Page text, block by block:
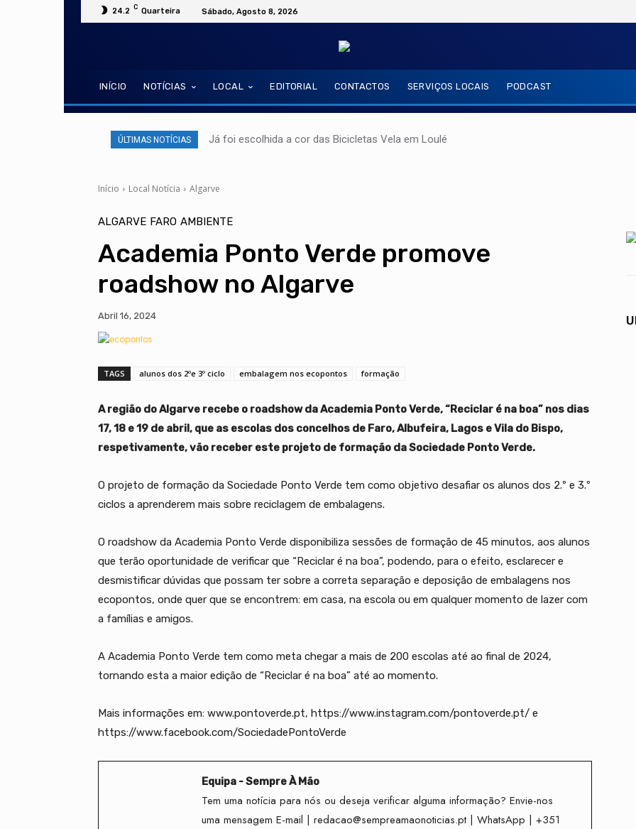
24.2 C Quarteira Sábado, Agosto 8, 2026
INÍCIO NOTÍCIAS LOCAL EDITORIAL CONTACTOS SERVIÇOS LOCAIS PODCAST
ÚLTIMAS NOTÍCIAS Já foi escolhida a cor das Bicicletas Vela em Loulé
Início Local Notícia Algarve
ALGARVE FARO AMBIENTE
Academia Ponto Verde promove
roadshow no Algarve
Abril 16, 2024
TAGS alunos dos 2ºe 3º ciclo embalagem nos ecopontos formação
A região do Algarve recebe o roadshow da Academia Ponto Verde, “Reciclar é na boa” nos dias
17, 18 e 19 de abril, que as escolas dos concelhos de Faro, Albufeira, Lagos e Vila do Bispo,
respetivamente, vão receber este projeto de formação da Sociedade Ponto Verde.
O projeto de formação da Sociedade Ponto Verde tem como objetivo desafiar os alunos dos 2.º e 3.º
ciclos a aprenderem mais sobre reciclagem de embalagens.
O roadshow da Academia Ponto Verde disponibiliza sessões de formação de 45 minutos, aos alunos
que terão oportunidade de verificar que “Reciclar é na boa”, podendo, para o efeito, esclarecer e
desmistificar dúvidas que possam ter sobre a correta separação e deposição de embalagens nos
ecopontos, onde quer que se encontrem: em casa, na escola ou em qualquer momento de lazer com
a famílias e amigos.
A Academia Ponto Verde tem como meta chegar a mais de 200 escolas até ao final de 2024,
tornando esta a maior edição de “Reciclar é na boa” até ao momento.
Mais informações em: www.pontoverde.pt, https://www.instagram.com/pontoverde.pt/ e
https://www.facebook.com/SociedadePontoVerde
Equipa - Sempre À Mão
Tem uma notícia para nós ou deseja verificar alguma informação? Envie-nos
uma mensagem E-mail | redacao@sempreamaonoticias.pt | WhatsApp | +351